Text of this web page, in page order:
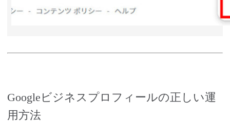
Googleビジネスプロフィールの正しい運
用方法